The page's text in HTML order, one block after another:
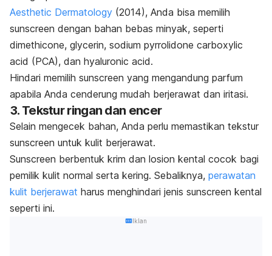
Aesthetic Dermatology (2014), Anda bisa memilih
sunscreen dengan bahan bebas minyak, seperti
dimethicone, glycerin, sodium pyrrolidone carboxylic
acid (PCA), dan hyaluronic acid.
Hindari memilih sunscreen yang mengandung parfum
apabila Anda cenderung mudah berjerawat dan iritasi.
3. Tekstur ringan dan encer
Selain mengecek bahan, Anda perlu memastikan tekstur
sunscreen untuk kulit berjerawat.
Sunscreen berbentuk krim dan losion kental cocok bagi
pemilik kulit normal serta kering. Sebaliknya, perawatan
kulit berjerawat harus menghindari jenis sunscreen kental
seperti ini.
Iklan